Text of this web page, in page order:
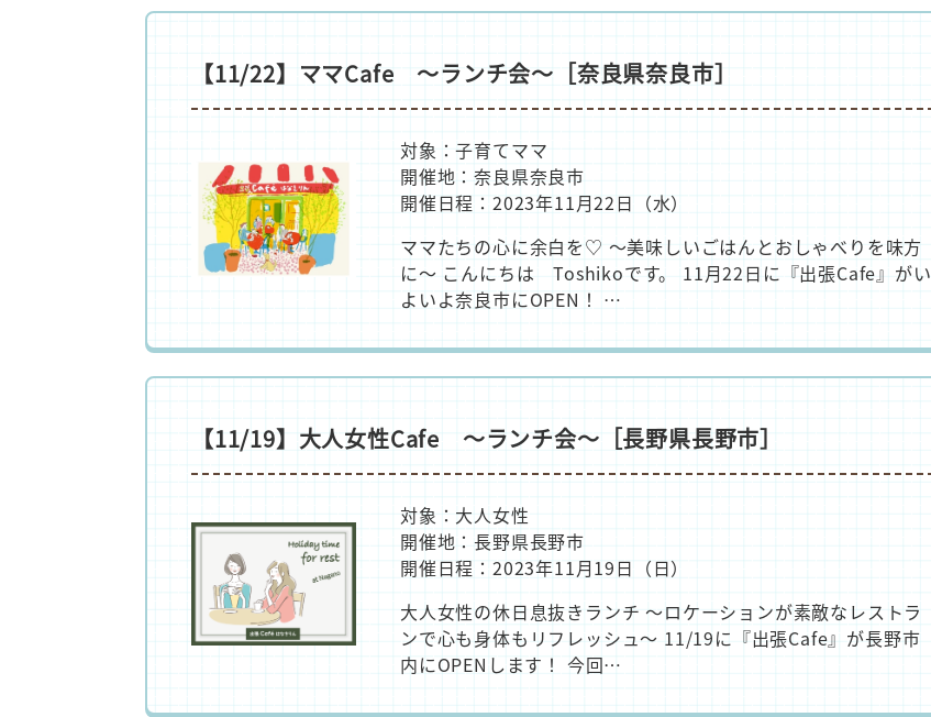
【11/22】ママCafe ～ランチ会～［奈良県奈良市］
対象：子育てママ
開催地：奈良県奈良市
開催日程：2023年11月22日（水）
ママたちの心に余白を♡ ～美味しいごはんとおしゃべりを味方
に～ こんにちは Toshikoです。 11月22日に『出張Cafe』がい
よいよ奈良市にOPEN！ …
【11/19】大人女性Cafe ～ランチ会～［長野県長野市］
対象：大人女性
開催地：長野県長野市
開催日程：2023年11月19日（日）
大人女性の休日息抜きランチ ～ロケーションが素敵なレストラ
ンで心も身体もリフレッシュ～ 11/19に『出張Cafe』が長野市
内にOPENします！ 今回…